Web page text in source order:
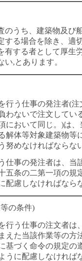
うち、建築物及び
する場合を除き、適
有する者として厚生
,とあります。
う仕事の発注者(注
わないで注文してい
において同じ。)は
解体等対象建築物等
努めなければならな
仕事の発注者は、当
五条の二第一項の規
配慮しなければなら
の条件)
う仕事の注文者は
えた当該作業等の方
基づく命令の規定の
うに配慮しなければ